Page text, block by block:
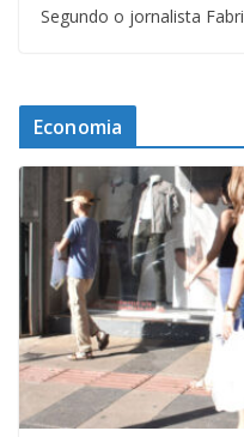
Segundo o jornalista
Economia